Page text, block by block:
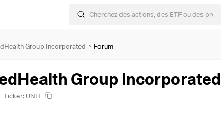
Group Incorporated Forum
Group Incorporated
Ticker: UNH